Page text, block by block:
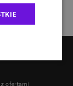
ofertami